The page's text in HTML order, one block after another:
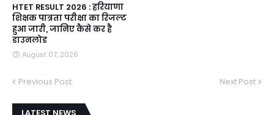
HTET RESULT 2026 : हरियाणा
शिक्षक पात्रता परीक्षा का रिजल्ट
हुआ जारी, जानिए कैसे कर है
डाउनलोड
August 07, 2026
Previous Post Next Post
LATEST NEWS